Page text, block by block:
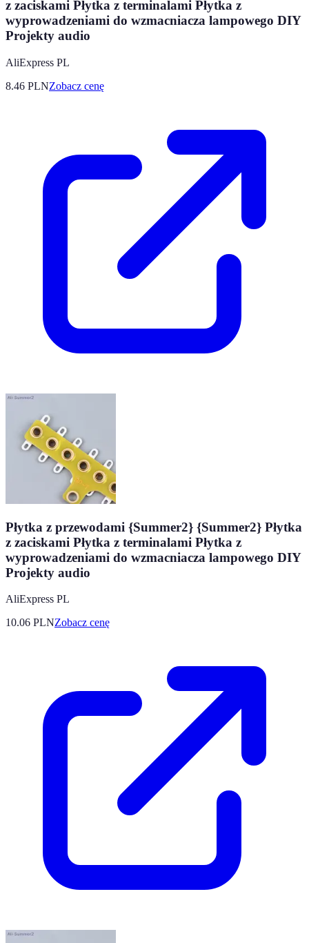
z zaciskami Płytka z terminalami Płytka z
wyprowadzeniami do wzmacniacza lampowego DIY
Projekty audio
AliExpress PL
8.46 PLNZobacz cenę
Płytka z przewodami {Summer2} {Summer2} Płytka
z zaciskami Płytka z terminalami Płytka z
wyprowadzeniami do wzmacniacza lampowego DIY
Projekty audio
AliExpress PL
10.06 PLNZobacz cenę